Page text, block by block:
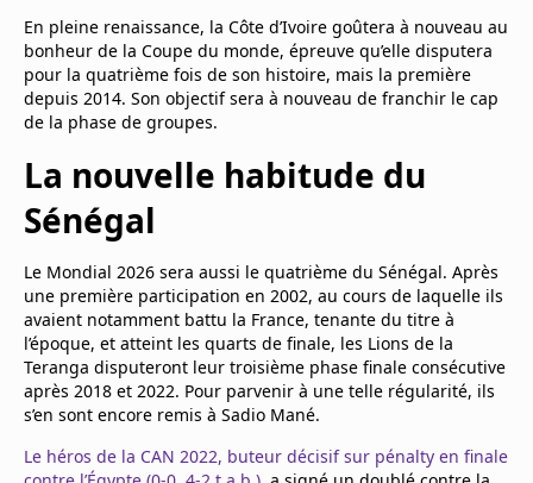
En pleine renaissance, la Côte d’Ivoire goûtera à nouveau au
bonheur de la Coupe du monde, épreuve qu’elle disputera
pour la quatrième fois de son histoire, mais la première
depuis 2014. Son objectif sera à nouveau de franchir le cap
de la phase de groupes.
La nouvelle habitude du
Sénégal
Le Mondial 2026 sera aussi le quatrième du Sénégal. Après
une première participation en 2002, au cours de laquelle ils
avaient notamment battu la France, tenante du titre à
l’époque, et atteint les quarts de finale, les Lions de la
Teranga disputeront leur troisième phase finale consécutive
après 2018 et 2022. Pour parvenir à une telle régularité, ils
s’en sont encore remis à Sadio Mané.
Le héros de la CAN 2022, buteur décisif sur pénalty en finale